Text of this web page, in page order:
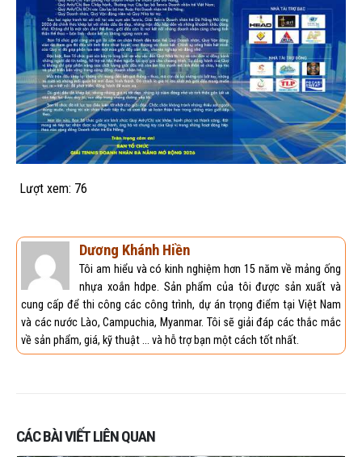
Lượt xem: 76
Dương Khánh Hiền
Tôi am hiểu và có kinh nghiệm hơn 15 năm về mảng ống
nhựa xoắn hdpe. Sản phẩm của tôi được sản xuất và
cung cấp để thi công các công trình, dự án trọng điểm tại Việt Nam
và các nước Lào, Campuchia, Myanmar. Tôi sẽ giải đáp các thắc mắc
về sản phẩm, giá, kỹ thuật ... và hỗ trợ bạn một cách tốt nhất.
CÁC BÀI VIẾT LIÊN QUAN